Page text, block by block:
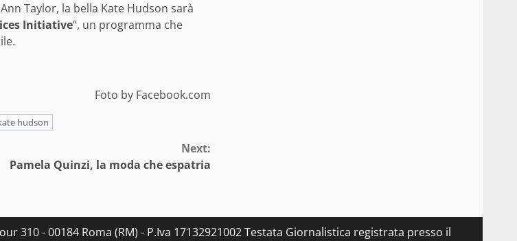
Taylor, la bella Kate Hudson sarà
Initiative“, un programma che
Foto by Facebook.com
hudson
Next:
Pamela Quinzi, la moda che espatria
310 - 00184 Roma (RM) - P.Iva 17132921002 Testata Giornalistica registrata presso il